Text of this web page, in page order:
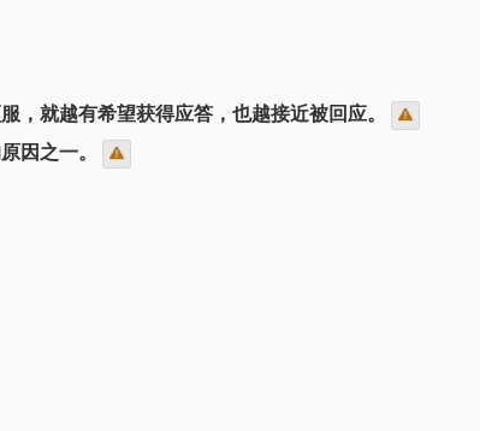
就越有希望获得应答，也越接近被回应。
因之一。